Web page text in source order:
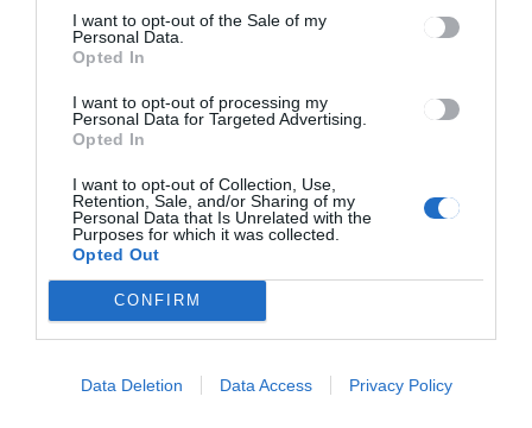
I want to opt-out of the Sale of my
Personal Data.
Opted In
I want to opt-out of processing my
Personal Data for Targeted Advertising.
Opted In
I want to opt-out of Collection, Use,
Retention, Sale, and/or Sharing of my
Personal Data that Is Unrelated with the
Purposes for which it was collected.
Opted Out
CONFIRM
Data Deletion Data Access Privacy Policy
Veszélyes lehet a strand,
ezért vannak a szabályok!